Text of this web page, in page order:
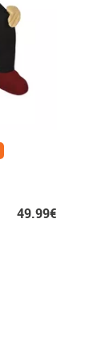
49.99€